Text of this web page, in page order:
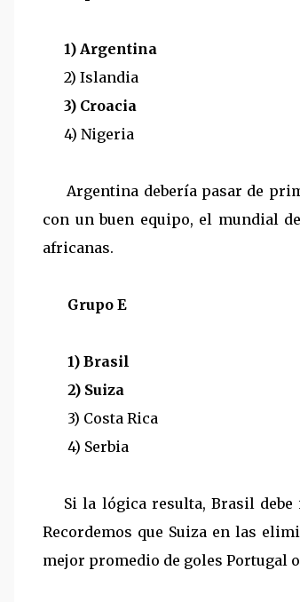
1) Argentina
2) Islandia
3) Croacia
4) Nigeria
Argentina debería pasar de
con un buen equipo, el mundial
africanas.
Grupo E
1) Brasil
2) Suiza
3) Costa Rica
4) Serbia
Si la lógica resulta, Brasil debe
Recordemos que Suiza en las
mejor promedio de goles Portugal